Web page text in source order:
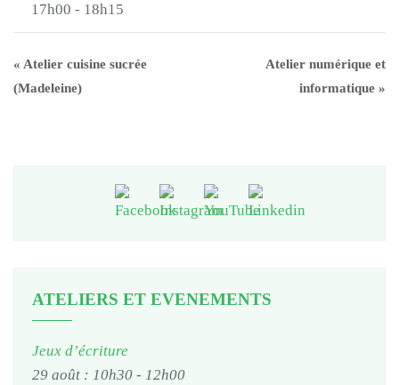
17h00 - 18h15
« Atelier cuisine sucrée
(Madeleine)
Atelier numérique et
informatique »
ATELIERS ET EVENEMENTS
Jeux d’écriture
29 août : 10h30 - 12h00